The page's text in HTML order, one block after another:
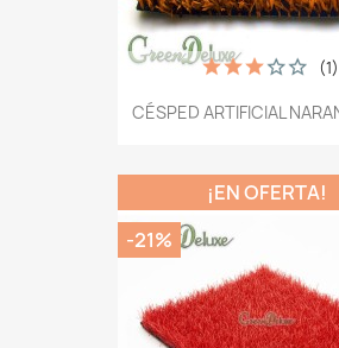
CÉSPED ARTIFICIAL
(1)
¡EN OFERTA!
-21%